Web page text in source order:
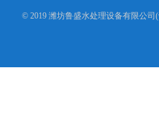
© 2019 潍坊鲁盛水处理设备有限公司